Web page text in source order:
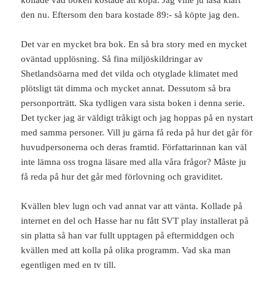
den nu. Eftersom den bara kostade 89:- så köpte jag den.
Det var en mycket bra bok. En så bra story med en mycket
oväntad upplösning. Så fina miljöskildringar av
Shetlandsöarna med det vilda och otyglade klimatet med
plötsligt tät dimma och mycket annat. Dessutom så bra
personporträtt. Ska tydligen vara sista boken i denna serie.
Det tycker jag är väldigt tråkigt och jag hoppas på en nystart
med samma personer. Vill ju gärna få reda på hur det går för
huvudpersonerna och deras framtid. Författarinnan kan väl
inte lämna oss trogna läsare med alla våra frågor? Måste ju
få reda på hur det går med förlovning och graviditet.
Kvällen blev lugn och vad annat var att vänta. Kollade på
internet en del och Hasse har nu fått SVT play installerat på
sin platta så han var fullt upptagen på eftermiddgen och
kvällen med att kolla på olika programm. Vad ska man
egentligen med en tv till.